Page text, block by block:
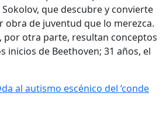
que descubre y convierte
obra de juventud que lo merezca.
por otra parte, resultan conceptos
inicios de Beethoven; 31 años, el